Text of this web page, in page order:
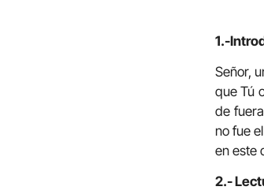
1.-
Señor,
que Tú
de
no fue
en este
2.-